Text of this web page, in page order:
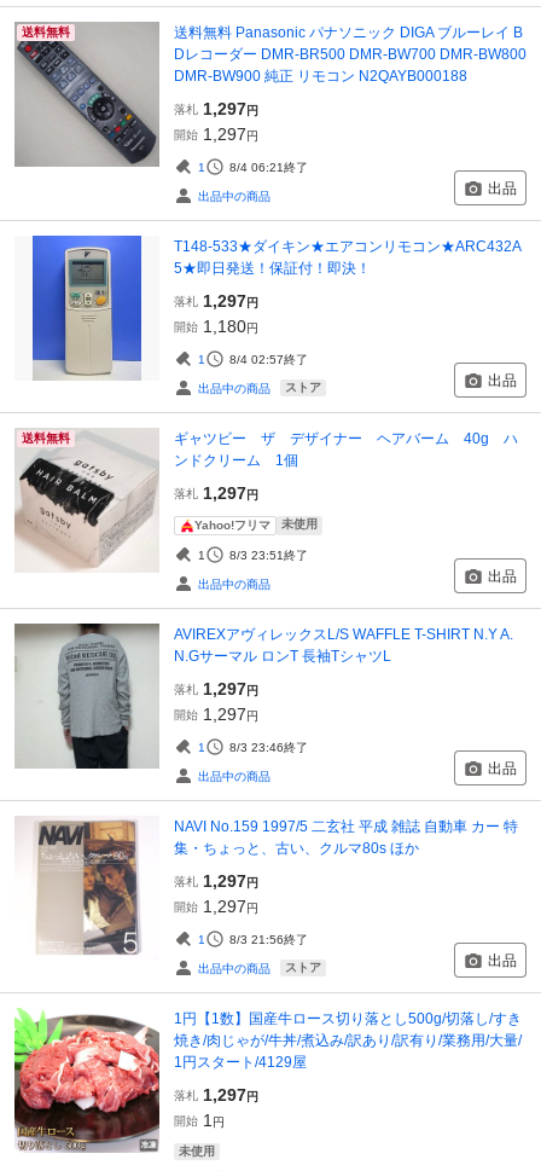
送料無料
送料無料 Panasonic パナソニック DIGA ブルーレイ B
Dレコーダー DMR-BR500 DMR-BW700 DMR-BW800
DMR-BW900 純正 リモコン N2QAYB000188
落札 1,297円
開始 1,297円
1 8/4 06:21終了
出品中の商品 出品
T148-533★ダイキン★エアコンリモコン★ARC432A
5★即日発送！保証付！即決！
落札 1,297円
開始 1,180円
1 8/4 02:57終了
出品中の商品 ストア 出品
送料無料
ギャツビー ザ デザイナー ヘアバーム 40g ハ
ンドクリーム 1個
落札 1,297円
Yahoo!フリマ 未使用
1 8/3 23:51終了
出品中の商品 出品
AVIREXアヴィレックスL/S WAFFLE T-SHIRT N.Y A.
N.Gサーマル ロンT 長袖TシャツL
落札 1,297円
開始 1,297円
1 8/3 23:46終了
出品中の商品 出品
NAVI No.159 1997/5 二玄社 平成 雑誌 自動車 カー 特
集・ちょっと、古い、クルマ80s ほか
落札 1,297円
開始 1,297円
1 8/3 21:56終了
出品中の商品 ストア 出品
1円【1数】国産牛ロース切り落とし500g/切落し/すき
焼き/肉じゃが/牛丼/煮込み/訳あり/訳有り/業務用/大量/
1円スタート/4129屋
落札 1,297円
開始 1 円
未使用